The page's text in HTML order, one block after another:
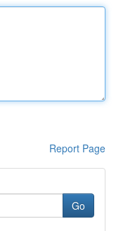
Report Page
Go